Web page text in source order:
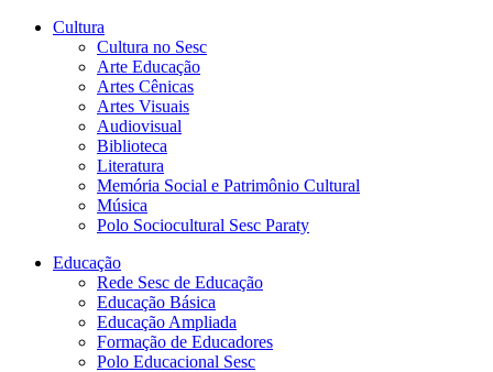
Cultura
Cultura no Sesc
Arte Educação
Artes Cênicas
Artes Visuais
Audiovisual
Biblioteca
Literatura
Memória Social e Patrimônio Cultural
Música
Polo Sociocultural Sesc Paraty
Educação
Rede Sesc de Educação
Educação Básica
Educação Ampliada
Formação de Educadores
Polo Educacional Sesc